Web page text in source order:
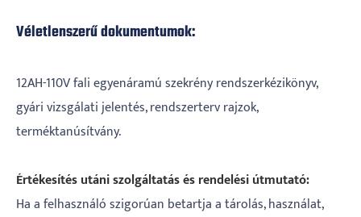
Véletlenszerű dokumentumok:
12AH-110V fali egyenáramú szekrény rendszerkézikönyv,
gyári vizsgálati jelentés, rendszerterv rajzok,
terméktanúsítvány.
Értékesítés utáni szolgáltatás és rendelési útmutató:
Ha a felhasználó szigorúan betartja a tárolás, használat,